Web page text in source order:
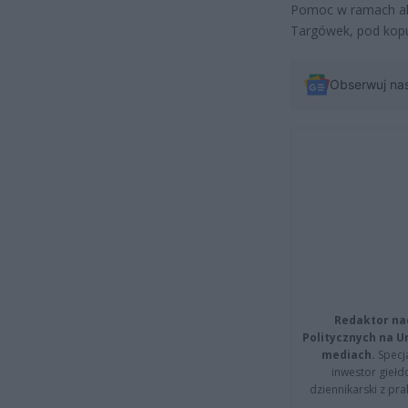
Pomoc w ramach
Targówek, pod
Obserwuj
Redaktor
Politycznych na
mediach.
inwestor
dziennikarski z